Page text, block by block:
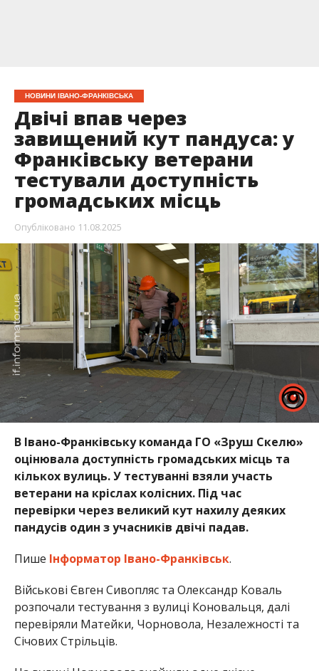
НОВИНИ ІВАНО-ФРАНКІВСЬКА
Двічі впав через
завищений кут пандуса: у
Франківську ветерани
тестували доступність
громадських місць
Опубліковано 11.08.2025
В Івано-Франківську команда ГО «Зруш Скелю»
оцінювала доступність громадських місць та
кількох вулиць. У тестуванні взяли участь
ветерани на кріслах колісних. Під час
перевірки через великий кут нахилу деяких
пандусів один з учасників двічі падав.
Пише Інформатор Івано-Франківськ.
Військові Євген Сивопляс та Олександр Коваль
розпочали тестування з вулиці Коновальця, далі
перевіряли Матейки, Чорновола, Незалежності та
Січових Стрільців.